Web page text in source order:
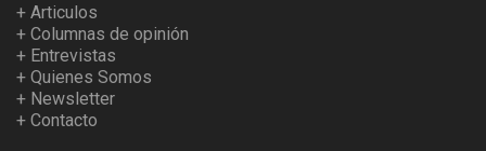
+ Articulos
+ Columnas de opinión
+ Entrevistas
+ Quienes Somos
+ Newsletter
+ Contacto